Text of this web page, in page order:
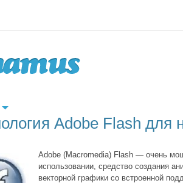
Adobe Flash
Adobe (Macromedia) Flash — очень
использовании, средство создания
векторной графики со встроенной